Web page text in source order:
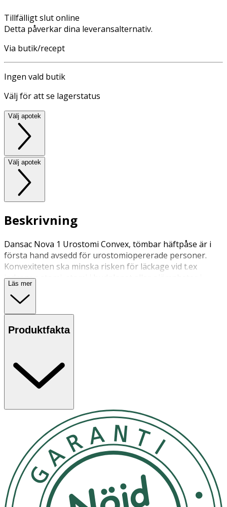
Tillfälligt slut online
Detta påverkar dina leveransalternativ.
Via butik/recept
Ingen vald butik
Välj för att se lagerstatus
Välj apotek
Välj apotek
Beskrivning
Dansac Nova 1 Urostomi Convex, tömbar häftpåse är i
första hand avsedd för urostomiopererade personer.
Konvexiteten ska minska risken för läckage vid t.ex
indragen stomi, stomi i hudplanet eller ojämnheter i
huden.
Läs mer
Produktfakta